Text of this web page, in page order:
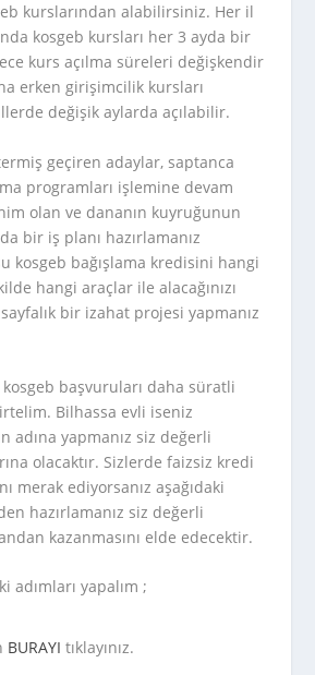
kurslarından alabilirsiniz. Her il
kosgeb kursları her 3 ayda bir
kurs açılma süreleri değişkendir
erken girişimcilik kursları
değişik aylarda açılabilir.
geçiren adaylar, saptanca
programları işlemine devam
olan ve dananın kuyruğunun
bir iş planı hazırlamanız
kosgeb bağışlama kredisini hangi
hangi araçlar ile alacağınızı
bir izahat projesi yapmanız
kosgeb başvuruları daha süratli
Bilhassa evli iseniz
adına yapmanız siz değerli
olacaktır. Sizlerde faizsiz kredi
merak ediyorsanız aşağıdaki
hazırlamanız siz değerli
kazanmasını elde edecektir.
adımları yapalım ;
BURAYI tıklayınız.